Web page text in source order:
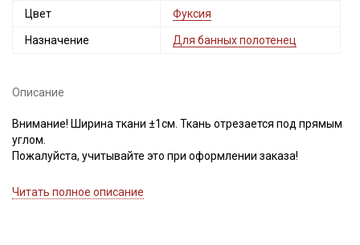
Цвет Фуксия
Назначение Для банных полотенец
Описание
Внимание! Ширина ткани ±1см. Ткань отрезается под прямым
углом.
Пожалуйста, учитывайте это при оформлении заказа!
Двухсторонняя махровая ткань из 100% хлопка, мягкая,
Читать полное описание